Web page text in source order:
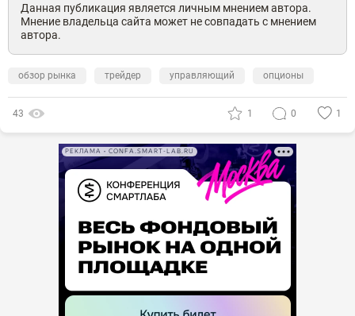
Данная публикация является личным мнением автора.
Мнение владельца сайта может не совпадать с мнением
автора.
обзор рынка трейдер управляющий опционы
43 1 0 1
РЕКЛАМА • CONFA.SMART-LAB.RU